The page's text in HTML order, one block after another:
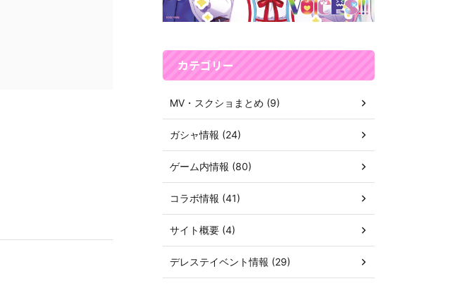
カテゴリー
MV・スクショまとめ (9)
ガシャ情報 (24)
ゲーム内情報 (80)
コラボ情報 (41)
サイト概要 (4)
デレステイベント情報 (29)